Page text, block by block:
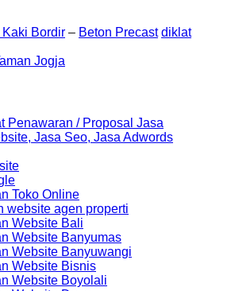
Kaki Bordir – Beton Precast diklat
Jogja
Penawaran / Proposal Jasa
Jasa Seo, Jasa Adwords
Toko Online
website agen properti
Website Bali
Website Banyumas
Website Banyuwangi
Website Bisnis
Website Boyolali